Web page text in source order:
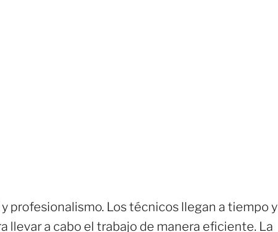
profesionalismo. Los técnicos llegan a tiempo y
llevar a cabo el trabajo de manera eficiente. La